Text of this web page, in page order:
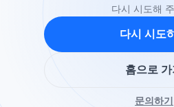
다시 시도해
다시 시도
홈으로 가
문의하기